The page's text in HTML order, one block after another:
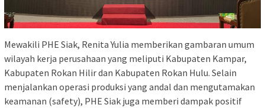
Mewakili PHE Siak, Renita Yulia memberikan gambaran umum
wilayah kerja perusahaan yang meliputi Kabupaten Kampar,
Kabupaten Rokan Hilir dan Kabupaten Rokan Hulu. Selain
menjalankan operasi produksi yang andal dan mengutamakan
keamanan (safety), PHE Siak juga memberi dampak positif